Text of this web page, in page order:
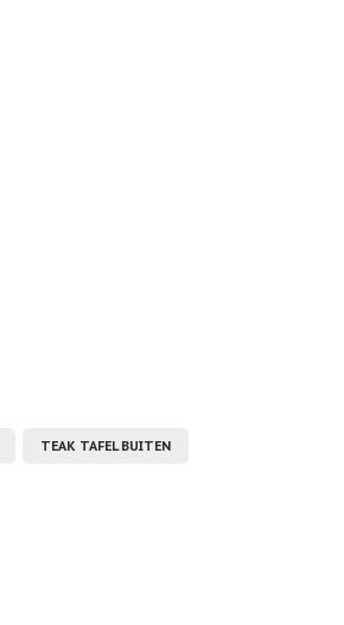
TEAK TAFEL BUITEN